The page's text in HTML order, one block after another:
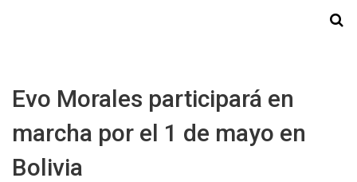
Evo Morales participará en
marcha por el 1 de mayo en
Bolivia